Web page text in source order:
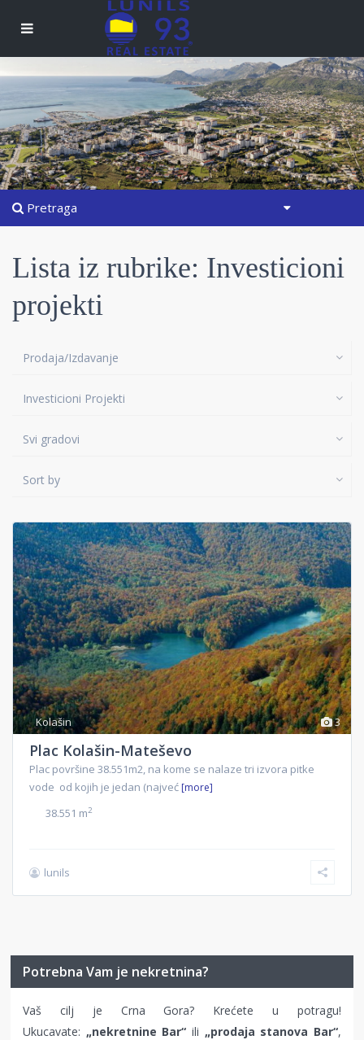
Pretraga
Lista iz rubrike: Investicioni
projekti
Prodaja/Izdavanje
Investicioni Projekti
Svi gradovi
Sort by
3
Kolašin
Plac Kolašin-Mateševo
Plac površine 38.551m2, na kome se nalaze tri izvora pitke
vode od kojih je jedan (najveć [more]
38.551 m2
lunils
Potrebna Vam je nekretnina?
Vaš cilj je Crna Gora? Krećete u potragu!
Ukucavate: „nekretnine Bar“ ili „prodaja stanova Bar“,